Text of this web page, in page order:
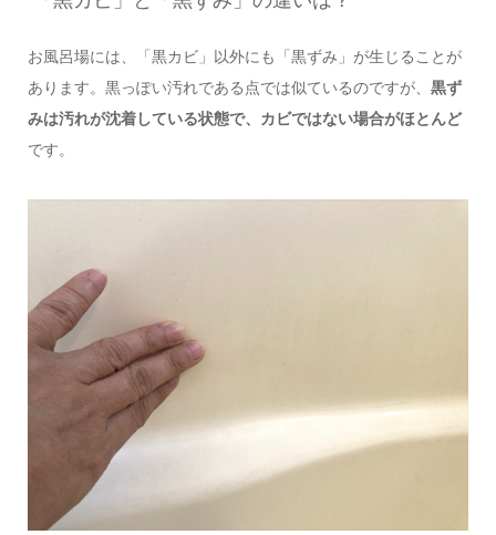
お風呂場には、「黒カビ」以外にも「黒ずみ」が生じることが
あります。黒っぽい汚れである点では似ているのですが、 黒ず
みは汚れが沈着している状態で、カビではない場合がほとんど
です。